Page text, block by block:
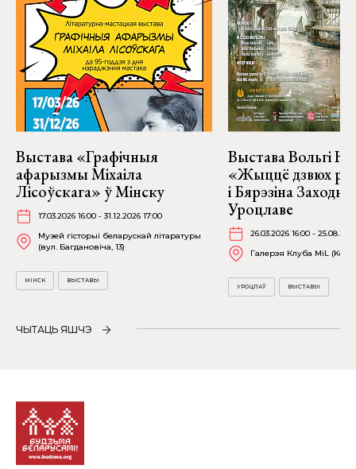
Выстава «Графічныя
афарызмы Міхаіла
Лісоўскага» ў Мінску
17.03.2026 16:00 - 31.12.2026 17:00
Музей гісторыі беларускай літаратуры
(вул. Багдановіча, 13)
МІНСК ВЫСТАВЫ
Выстава Вольгі
«Жыццё дзвюх
і Бярэзіна
Уроцлаве
26.03.2026 16:00 -
Галерэя Клуба MiL
УРОЦЛАЎ ВЫСТАВЫ
ЧЫТАЦЬ ЯШЧЭ